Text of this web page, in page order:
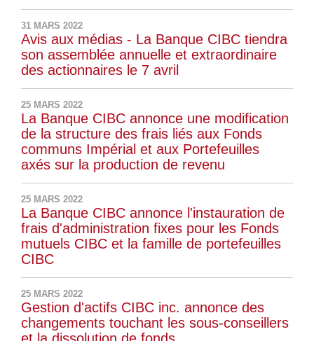
31 MARS 2022
Avis aux médias - La Banque CIBC tiendra
son assemblée annuelle et extraordinaire
des actionnaires le 7 avril
25 MARS 2022
La Banque CIBC annonce une modification
de la structure des frais liés aux Fonds
communs Impérial et aux Portefeuilles
axés sur la production de revenu
25 MARS 2022
La Banque CIBC annonce l'instauration de
frais d'administration fixes pour les Fonds
mutuels CIBC et la famille de portefeuilles
CIBC
25 MARS 2022
Gestion d'actifs CIBC inc. annonce des
changements touchant les sous-conseillers